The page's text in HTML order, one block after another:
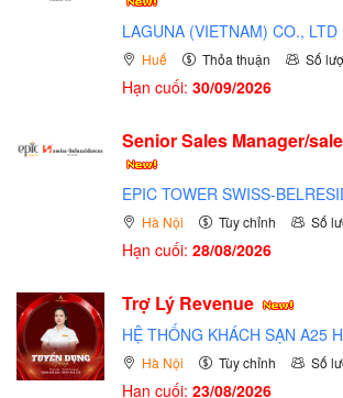
LAGUNA (VIETNAM) CO., LTD
Huế Thỏa thuận Số
Hạn cuối: 30/09/2026
Senior Sales Manager/
EPIC TOWER SWISS-
Hà Nội Tùy chỉnh Số
Hạn cuối: 28/08/2026
Trợ Lý Revenue
HỆ THỐNG KHÁCH SẠN A25
Hà Nội Tùy chỉnh Số
Hạn cuối: 23/08/2026